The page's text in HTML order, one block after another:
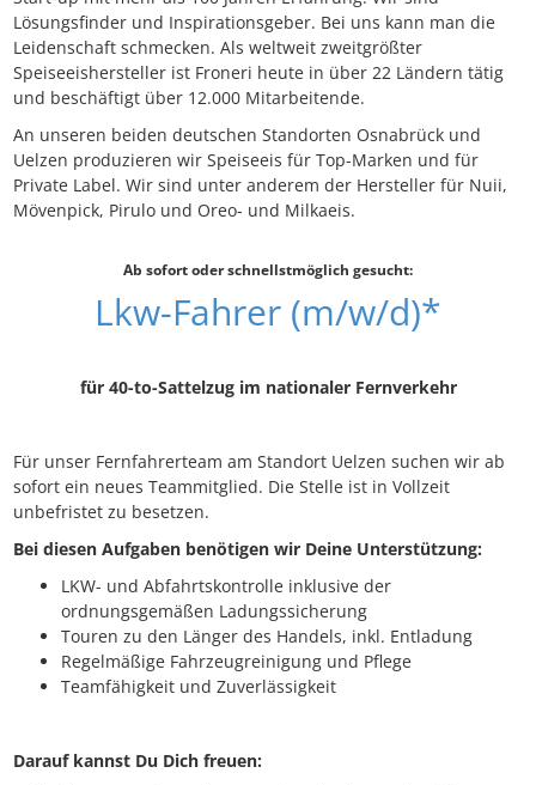
Lösungsfinder und Inspirationsgeber. Bei uns kann man die
Leidenschaft schmecken. Als weltweit zweitgrößter
Speiseeishersteller ist Froneri heute in über 22 Ländern tätig
und beschäftigt über 12.000 Mitarbeitende.
An unseren beiden deutschen Standorten Osnabrück und
Uelzen produzieren wir Speiseeis für Top-Marken und für
Private Label. Wir sind unter anderem der Hersteller für Nuii,
Mövenpick, Pirulo und Oreo- und Milkaeis.
Ab sofort oder schnellstmöglich gesucht:
Lkw-Fahrer (m/w/d)*
für 40-to-Sattelzug im nationaler Fernverkehr
Für unser Fernfahrerteam am Standort Uelzen suchen wir ab
sofort ein neues Teammitglied. Die Stelle ist in Vollzeit
unbefristet zu besetzen.
Bei diesen Aufgaben benötigen wir Deine Unterstützung:
LKW- und Abfahrtskontrolle inklusive der
ordnungsgemäßen Ladungssicherung
Touren zu den Länger des Handels, inkl. Entladung
Regelmäßige Fahrzeugreinigung und Pflege
Teamfähigkeit und Zuverlässigkeit
Darauf kannst Du Dich freuen: